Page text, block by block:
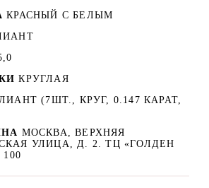
КРАСНЫЙ C БЕЛЫМ
КРУГЛАЯ
(7ШТ., КРУГ, 0.147 КАРАТ,
МОСКВА, ВЕРХНЯЯ
УЛИЦА, Д. 2. ТЦ «ГОЛДЕН